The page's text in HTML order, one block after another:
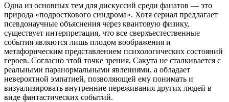
Одна из основных тем для дискуссий среди фанатов — это
природа «подросткового синдрома». Хотя сериал предлагает
псевдонаучные объяснения через квантовую физику,
существует интерпретация, что все сверхъестественные
события являются лишь плодом воображения и
метафорическим представлением психологических состояний
героев. Согласно этой точке зрения, Сакута не сталкивается с
реальными паранормальными явлениями, а обладает
невероятной эмпатией, позволяющей ему понимать и
визуализировать внутренние переживания других людей в
виде фантастических событий.